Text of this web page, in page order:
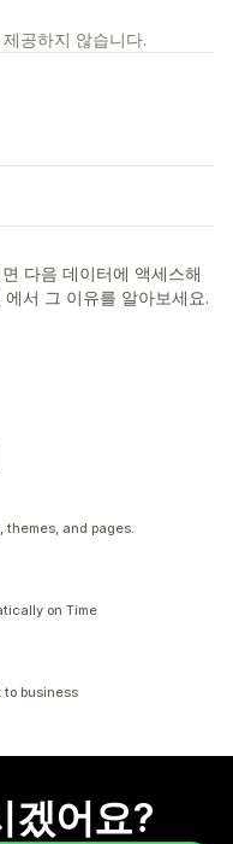
공하지 않습니다.
다음 데이터에 액세스해
에서 그 이유를 알아보세요.
and pages.
on Time
business
겠어요?